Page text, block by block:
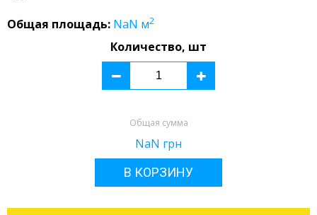
Общая площадь: NaN м2
Количество, шт
Общая сумма
NaN грн
В КОРЗИНУ